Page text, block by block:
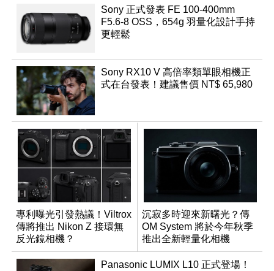
Sony 正式發表 FE 100-400mm
F5.6-8 OSS，654g 羽量化設計手持
更輕鬆
Sony RX10 V 高倍率類單眼相機正
式在台發表！建議售價 NT$ 65,980
專利曝光引發熱議！Viltrox
傳將推出 Nikon Z 接環無
反光鏡相機？
沉寂多時迎來新曙光？傳
OM System 將於今年秋季
推出全新輕量化相機
Panasonic LUMIX L10 正式登場！